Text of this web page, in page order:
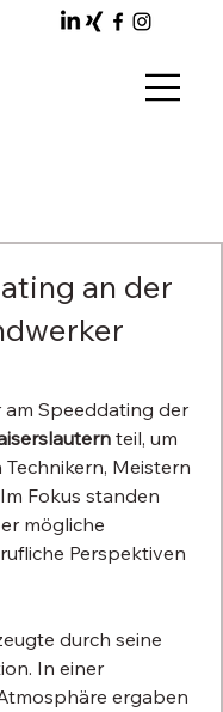
an der
am Speeddating der
teil, um
Meistern
Fokus standen
mögliche
Perspektiven
durch seine
In einer
ergaben